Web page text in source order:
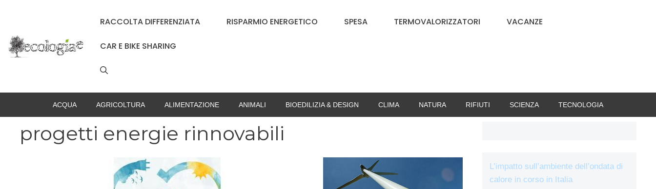
RACCOLTA DIFFERENZIATA RISPARMIO ENERGETICO SPESA TERMOVALORIZZATORI VACANZE
CAR E BIKE SHARING
ACQUA AGRICOLTURA ALIMENTAZIONE ANIMALI BIOEDILIZIA & DESIGN CLIMA NATURA RIFIUTI SCIENZA TECNOLOGIA
progetti energie rinnovabili
L’impatto sull’ambiente dell’ondata di
calore in corso in Italia